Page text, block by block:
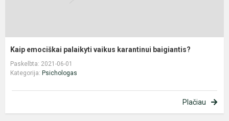
Kaip emociškai palaikyti vaikus karantinui baigiantis?
Paskelbta: 2021-06-01
Kategorija: Psichologas
Plačiau